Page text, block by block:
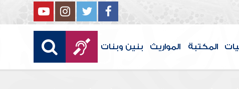
المكتبة المواريث بنين وبنات